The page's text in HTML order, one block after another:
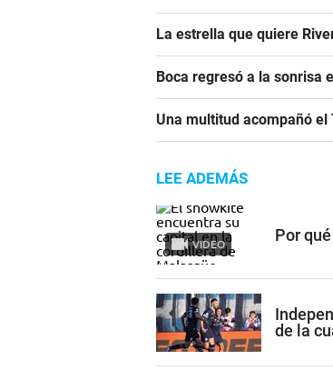
La estrella que quiere
Boca regresó a la sonrisa
Una multitud acompañó
LEE ADEMÁS
VIDEO Por
de la